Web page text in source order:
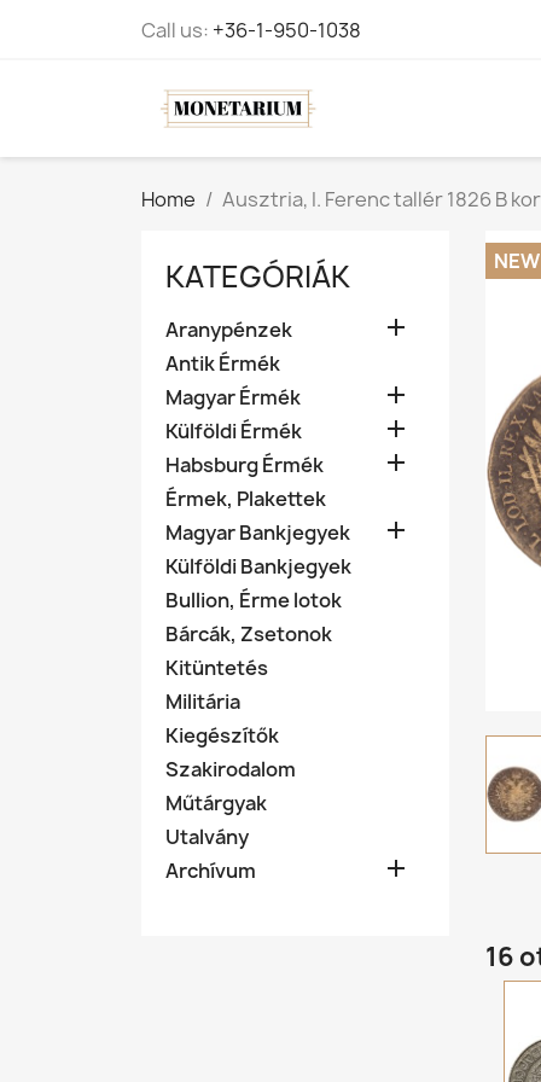
Call us: +36-1-950-1038
Home Ausztria, I. Ferenc tallér 1826 B
KATEGÓRIÁK
Aranypénzek 
Antik Érmék
Magyar Érmék

Külföldi Érmék 
Habsburg Érmék 
Érmek, Plakettek
Magyar Bankjegyek

Külföldi Bankjegyek
Bullion, Érme lotok
Bárcák, Zsetonok
Kitüntetés
Militária
Kiegészítők
Szakirodalom
Műtárgyak
Utalvány
Archívum

NEW
16